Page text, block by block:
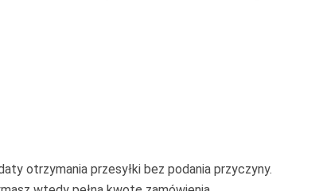
otrzymania przesyłki bez podania przyczyny.